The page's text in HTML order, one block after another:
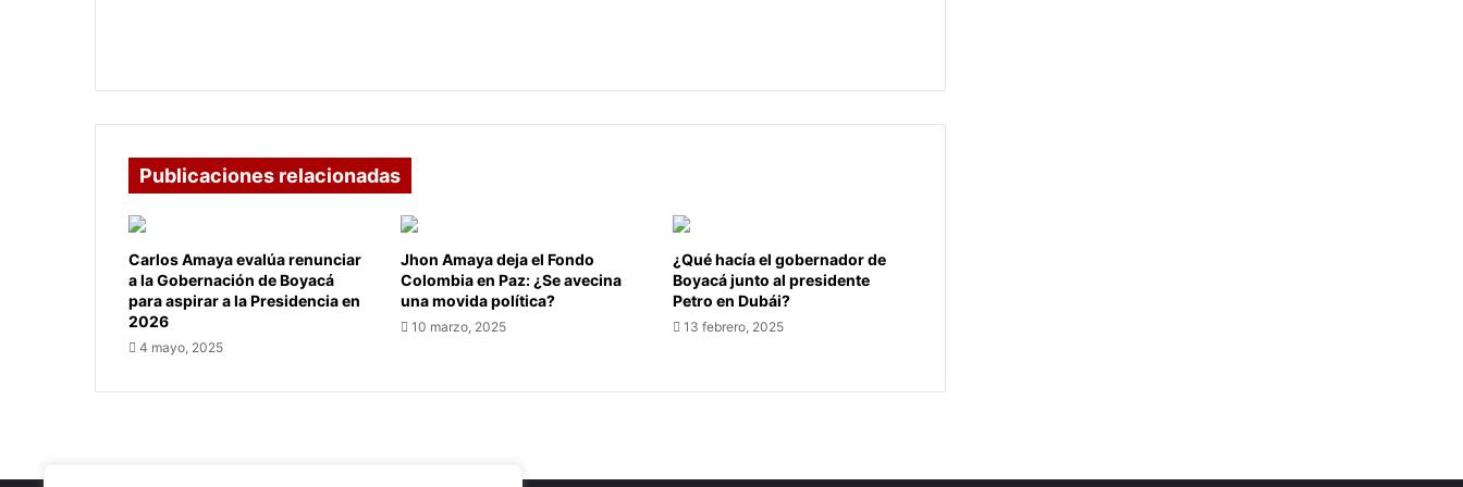
Publicaciones relacionadas
Carlos Amaya evalúa renunciar
a la Gobernación de Boyacá
para aspirar a la Presidencia en
2026
4 mayo, 2025
Jhon Amaya deja el Fondo
Colombia en Paz: ¿Se avecina
una movida política?
10 marzo, 2025
¿Qué hacía el gobernador de
Boyacá junto al presidente
Petro en Dubái?
13 febrero, 2025